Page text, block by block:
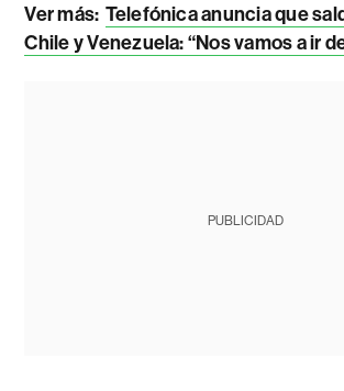
Ver más: Telefónica anuncia que
Chile y Venezuela: “Nos vamos a ir
PUBLICIDAD